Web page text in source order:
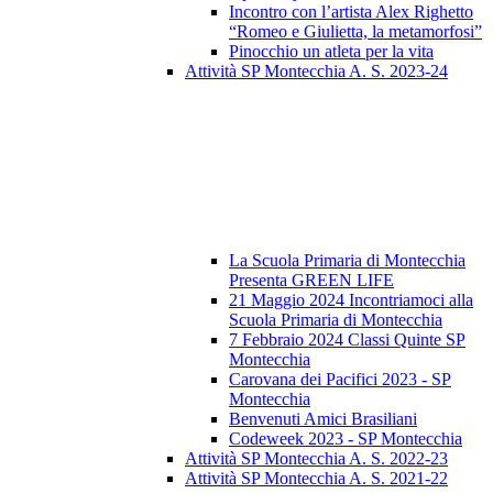
Incontro con l’artista Alex Righetto
“Romeo e Giulietta, la metamorfosi”
Pinocchio un atleta per la vita
Attività SP Montecchia A. S. 2023-24
La Scuola Primaria di Montecchia
Presenta GREEN LIFE
21 Maggio 2024 Incontriamoci alla
Scuola Primaria di Montecchia
7 Febbraio 2024 Classi Quinte SP
Montecchia
Carovana dei Pacifici 2023 - SP
Montecchia
Benvenuti Amici Brasiliani
Codeweek 2023 - SP Montecchia
Attività SP Montecchia A. S. 2022-23
Attività SP Montecchia A. S. 2021-22